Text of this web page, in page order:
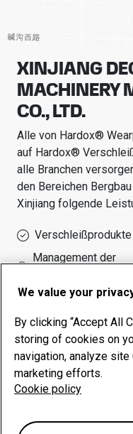
XINJIANG
MACHINERY
CO., LTD.
Alle von Hardox®
auf Hardox®
alle Branchen
den Bereichen Bergbau
Xinjiang folgende
Verschleißprodukte
Management der
XINJIANG DEQUAN
MANUFACTURING
We value your
By clicking “Accept All
storing of cookies on
navigation, analyze
marketing efforts.
Cookie policy